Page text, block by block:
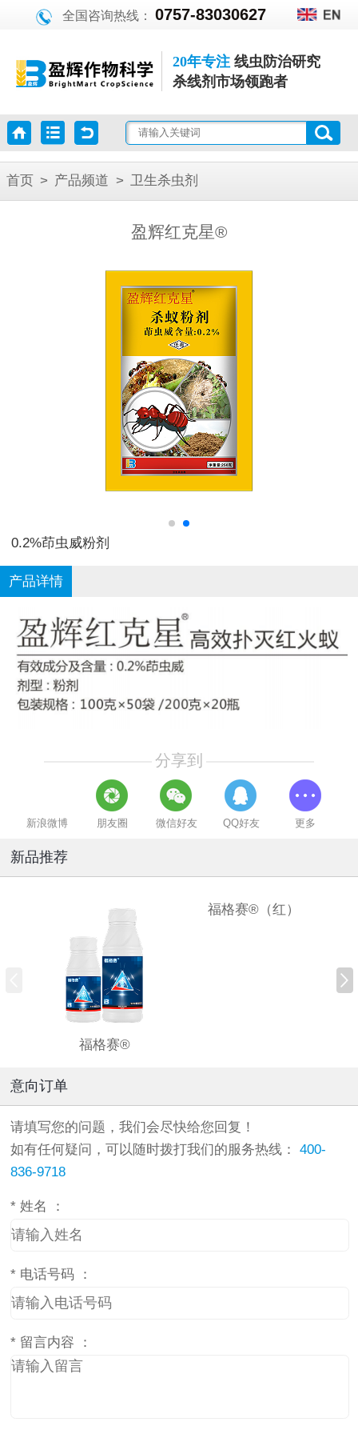
全国咨询热线：0757-83030627
20年专注线虫防治研究
杀线剂市场领跑者
首页 > 产品频道 > 卫生杀虫剂
盈辉红克星®
0.2%茚虫威粉剂
产品详情
分享到
新浪微博 朋友圈 微信好友 QQ好友 更多
新品推荐
福格赛®
福格赛®（红）
意向订单
请填写您的问题，我们会尽快给您回复！
如有任何疑问，可以随时拨打我们的服务热线： 400-
836-9718
* 姓名 ：
* 电话号码 ：
* 留言内容 ：